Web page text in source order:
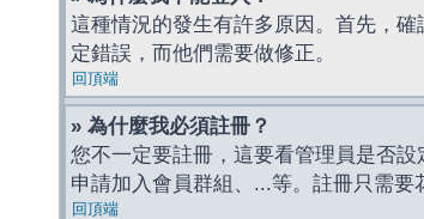
這種情況的發生有許多原因。首先，
定錯誤，而他們需要做修正。
回頂端
» 為什麼我必須註冊？
您不一定要註冊，這要看管理員是否
申請加入會員群組、...等。註冊只需要
回頂端